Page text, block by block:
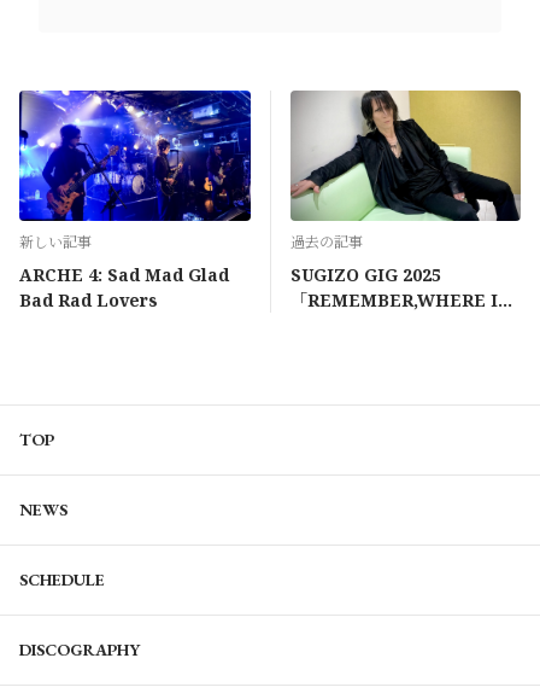
新しい記事
ARCHE 4: Sad Mad Glad
Bad Rad Lovers
過去の記事
SUGIZO GIG 2025
「REMEMBER,WHERE IS
TOP
NEWS
SCHEDULE
DISCOGRAPHY